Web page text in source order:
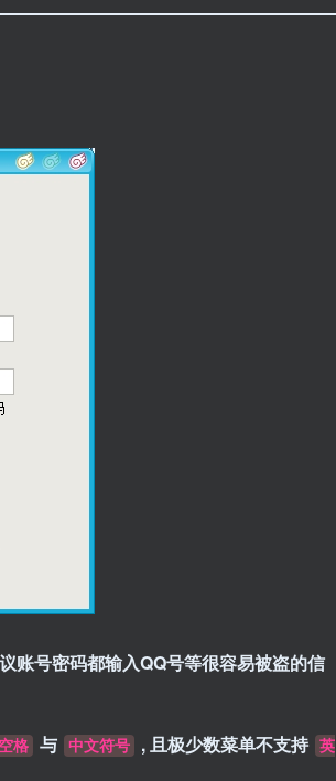
账号密码都输入QQ号等很容易被盗的信
空格 与 中文符号 , 且极少数菜单不支持 英